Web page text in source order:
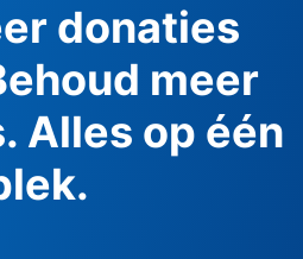
donaties
meer
Alles op één